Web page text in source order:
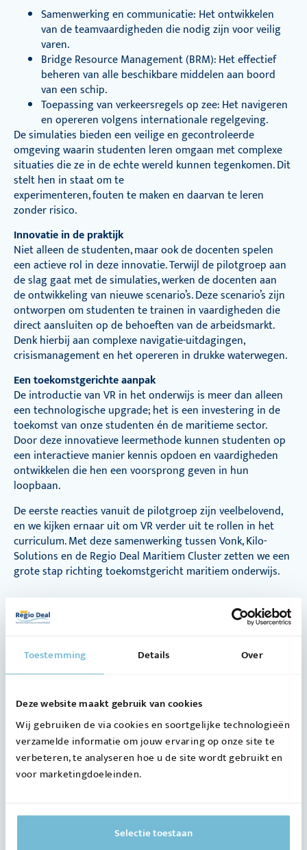
Toestemming Details Over
Deze website maakt gebruik van cookies
Wij gebruiken de via cookies en soortgelijke technologieën
verzamelde informatie om jouw ervaring op onze site te
verbeteren, te analyseren hoe u de site wordt gebruikt en
voor marketingdoeleinden.
Selectie toestaan
Samenwerking en communicatie: Het ontwikkelen
van de teamvaardigheden die nodig zijn voor veilig
varen.
Bridge Resource Management (BRM): Het effectief
beheren van alle beschikbare middelen aan boord
van een schip.
Toepassing van verkeersregels op zee: Het navigeren
en opereren volgens internationale regelgeving.
De simulaties bieden een veilige en gecontroleerde
omgeving waarin studenten leren omgaan met complexe
situaties die ze in de echte wereld kunnen tegenkomen. Dit
stelt hen in staat om te
experimenteren, fouten te maken en daarvan te leren
zonder risico.
Innovatie in de praktijk
Niet alleen de studenten, maar ook de docenten spelen
een actieve rol in deze innovatie. Terwijl de pilotgroep aan
de slag gaat met de simulaties, werken de docenten aan
de ontwikkeling van nieuwe scenario’s. Deze scenario’s zijn
ontworpen om studenten te trainen in vaardigheden die
direct aansluiten op de behoeften van de arbeidsmarkt.
Denk hierbij aan complexe navigatie-uitdagingen,
crisismanagement en het opereren in drukke waterwegen.
Een toekomstgerichte aanpak
De introductie van VR in het onderwijs is meer dan alleen
een technologische upgrade; het is een investering in de
toekomst van onze studenten én de maritieme sector.
Door deze innovatieve leermethode kunnen studenten op
een interactieve manier kennis opdoen en vaardigheden
ontwikkelen die hen een voorsprong geven in hun
loopbaan.
De eerste reacties vanuit de pilotgroep zijn veelbelovend,
en we kijken ernaar uit om VR verder uit te rollen in het
curriculum. Met deze samenwerking tussen Vonk, Kilo-
Solutions en de Regio Deal Maritiem Cluster zetten we een
grote stap richting toekomstgericht maritiem onderwijs.